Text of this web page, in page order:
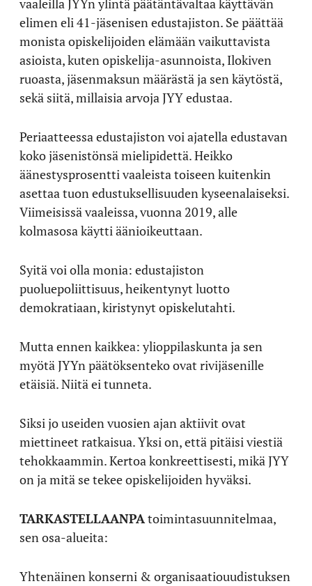
vaaleilla JYYn ylintä päätäntävaltaa käyttävän
elimen eli 41-jäsenisen edustajiston. Se päättää
monista opiskelijoiden elämään vaikuttavista
asioista, kuten opiskelija-asunnoista, Ilokiven
ruoasta, jäsenmaksun määrästä ja sen käytöstä,
sekä siitä, millaisia arvoja JYY edustaa.
Periaatteessa edustajiston voi ajatella edustavan
koko jäsenistönsä mielipidettä. Heikko
äänestysprosentti vaaleista toiseen kuitenkin
asettaa tuon edustuksellisuuden kyseenalaiseksi.
Viimeisissä vaaleissa, vuonna 2019, alle
kolmasosa käytti äänioikeuttaan.
Syitä voi olla monia: edustajiston
puoluepoliittisuus, heikentynyt luotto
demokratiaan, kiristynyt opiskelutahti.
Mutta ennen kaikkea: ylioppilaskunta ja sen
myötä JYYn päätöksenteko ovat rivijäsenille
etäisiä. Niitä ei tunneta.
Siksi jo useiden vuosien ajan aktiivit ovat
miettineet ratkaisua. Yksi on, että pitäisi viestiä
tehokkaammin. Kertoa konkreettisesti, mikä JYY
on ja mitä se tekee opiskelijoiden hyväksi.
TARKASTELLAANPAtoimintasuunnitelmaa,
sen osa-alueita:
Yhtenäinen konserni & organisaatiouudistuksen